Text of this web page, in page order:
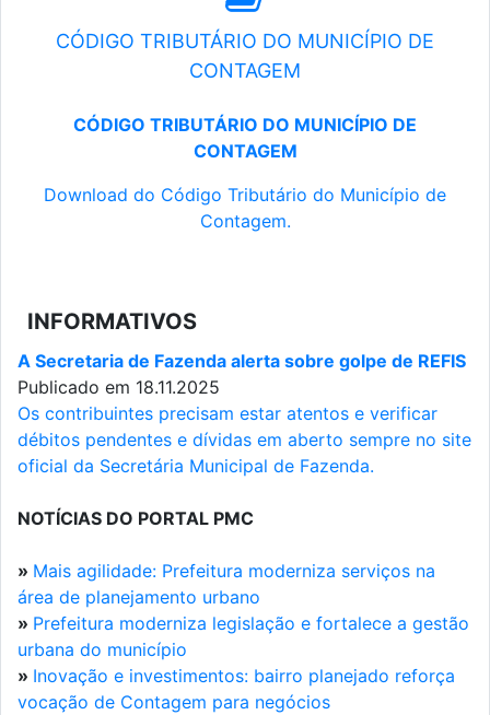
CÓDIGO TRIBUTÁRIO DO MUNICÍPIO DE
CONTAGEM
CÓDIGO TRIBUTÁRIO DO MUNICÍPIO DE
CONTAGEM
Download do Código Tributário do Município de
Contagem.
INFORMATIVOS
A Secretaria de Fazenda alerta sobre golpe de REFIS
Publicado em 18.11.2025
Os contribuintes precisam estar atentos e verificar
débitos pendentes e dívidas em aberto sempre no site
oficial da Secretária Municipal de Fazenda.
NOTÍCIAS DO PORTAL PMC
» Mais agilidade: Prefeitura moderniza serviços na
área de planejamento urbano
» Prefeitura moderniza legislação e fortalece a gestão
urbana do município
» Inovação e investimentos: bairro planejado reforça
vocação de Contagem para negócios